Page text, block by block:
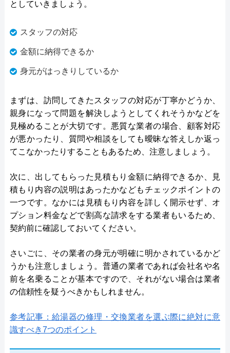
としていきましょう。
スタッフの対応
金額に納得できるか
身元がはっきりしているか
まずは、訪問してきたスタッフの対応が丁寧かどうか、
親身になって問題を解決しようとしてくれそうかなどを
見極めることが大切です。悪質な業者の場合、顧客対応
が悪かったり、質問や相談をしても曖昧な答えしか返っ
てこなかったりすることもあるため、注意しましょう。
次に、出してもらった見積もり金額に納得できるか、見
積もり内容の説明はあったかなどもチェックポイントの
一つです。なかには見積もり内容を詳しく開示せず、オ
プション料金などで割高な請求をする業者もいるため、
契約前に確認しておいてください。
さいごに、その業者の身元が明確に明かされているかど
うかも注意しましょう。普通の業者であれば会社名や名
前を名乗ることが基本ですので、それがない場合は業者
の信頼性を疑うべきかもしれません。
参考記事：給湯器の修理・交換業者を選ぶ際に絶対に意
識すべき7つのポイント